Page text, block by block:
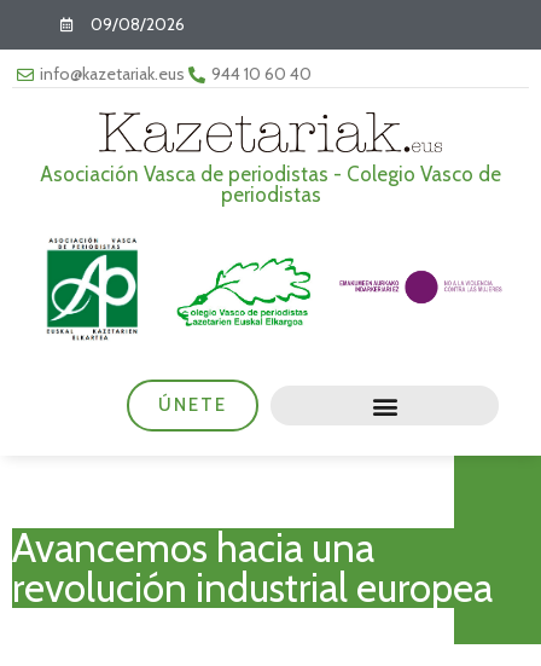
09/08/2026
info@kazetariak.eus 944 10 60 40
Asociación Vasca de periodistas - Colegio Vasco de
periodistas
ÚNETE
Avancemos hacia una
revolución industrial europea